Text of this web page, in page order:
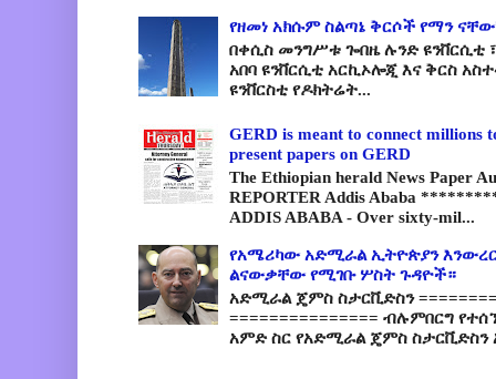
የዘመነ አክሱም ስልጣኔ ቅርሶች የማን
በቀሲስ መንግሥቱ ጐበዜ ሉንድ ዩንቨርሲቲ
አበባ ዩንቨርሲቲ አርኪኦሎጂ እና ቅርስ
ዩንቨርስቲ የዶክትሬት...
GERD is meant to connect millions
present papers on GERD
The Ethiopian herald News Paper
REPORTER Addis Ababa
ADDIS ABABA - Over sixty-mil...
የአሜሪካው አድሚራል ኢትዮጵያን
ልናውቃቸው የሚገቡ ሦስት ጉዳዮች።
አድሚራል ጄምስ ስታርቪድስን
=============== ብሉምበርግ
አምድ ስር የአድሚራል ጄምስ ስታርቪድስን